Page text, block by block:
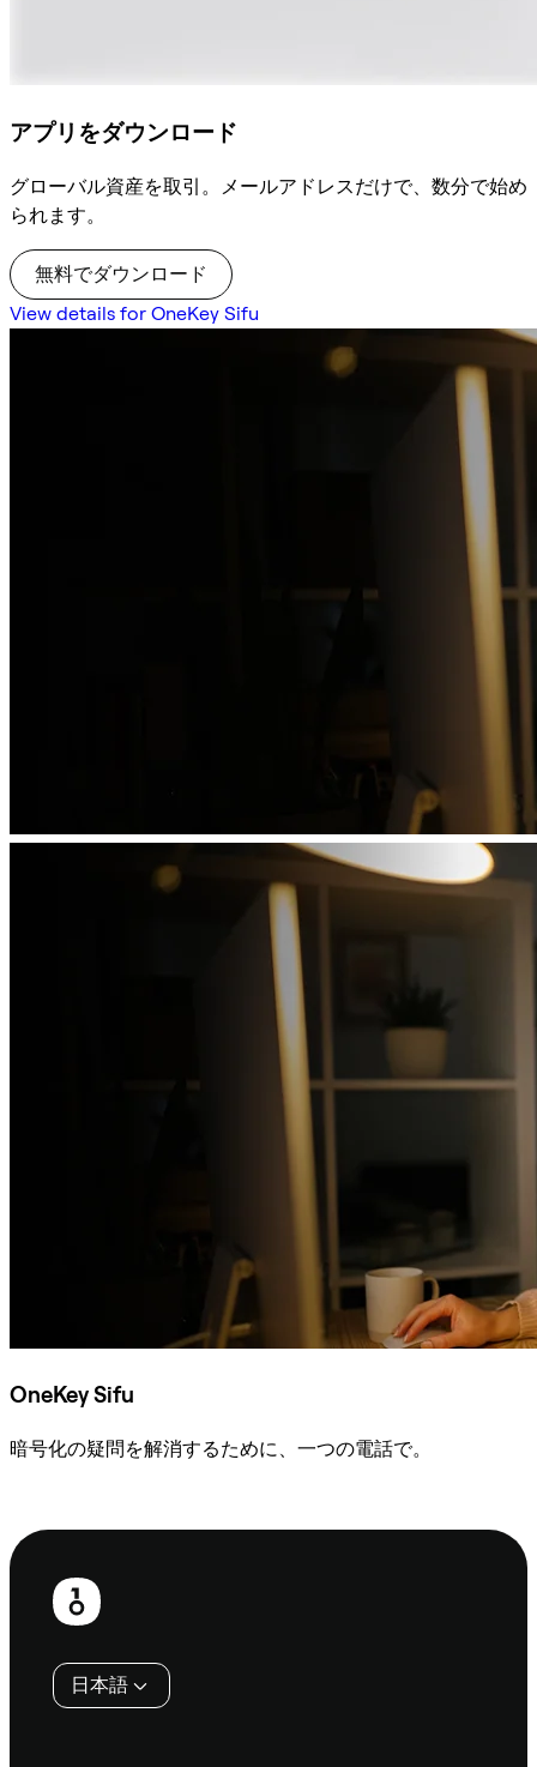
アプリをダウンロード
グローバル資産を取引。メールアドレスだけで、数分で始め
られます。
無料でダウンロード
View details for OneKey Sifu
OneKey Sifu
暗号化の疑問を解消するために、一つの電話で。
フ
日本語